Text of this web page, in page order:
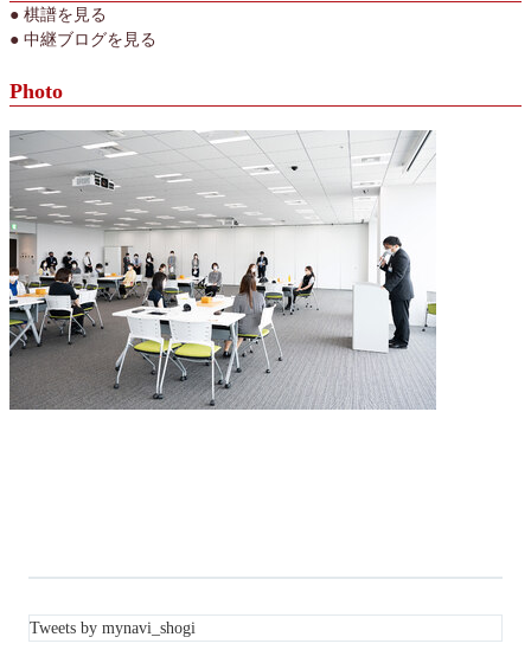
● 棋譜を見る
● 中継ブログを見る
Photo
Tweets by mynavi_shogi